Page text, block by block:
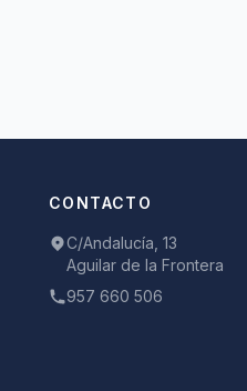
CONTACTO
C/Andalucía, 13
Aguilar de la Frontera
957 660 506